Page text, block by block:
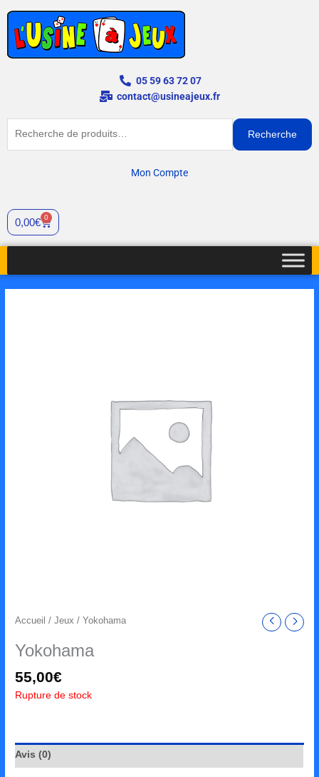
contenu
05 59 63 72 07
contact@usineajeux.fr
Recherche
Mon Compte
0,00€ 0
Panier
Accueil /Jeux / Yokohama
Yokohama
55,00€
Rupture de stock
Avis (0)